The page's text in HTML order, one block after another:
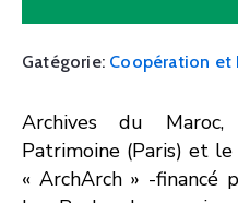
Gatégorie: Coopération et
Archives du
Patrimoine (Paris) et
« ArchArch » -financé